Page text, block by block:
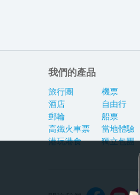
我們的產品
旅行團
酒店
郵輪
高鐵火車票
港玩港食
機票
自由行
船票
當地體驗
獨立包團